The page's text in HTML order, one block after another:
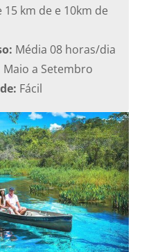
km de e 10km de
Média 08 horas/dia
Maio a Setembro
Fácil